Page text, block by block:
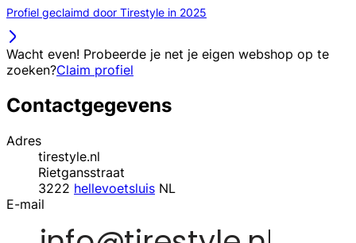
Profiel geclaimd door Tirestyle in 2025
Wacht even! Probeerde je net je eigen webshop op te
zoeken?Claim profiel
Contactgegevens
Adres
tirestyle.nl
Rietgansstraat
3222 hellevoetsluis NL
E-mail